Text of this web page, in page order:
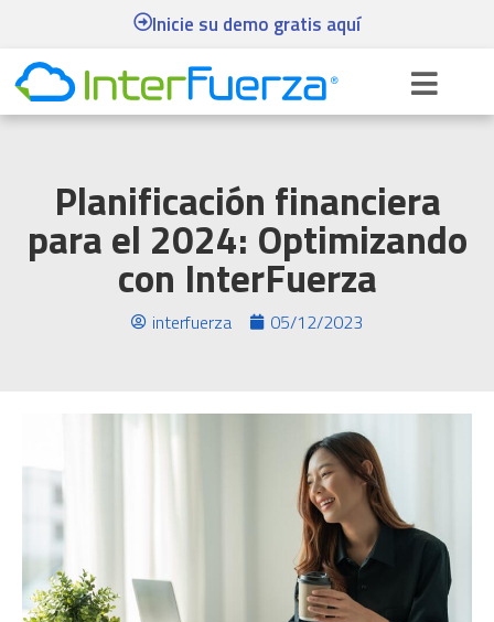
Inicie su demo gratis aquí
Planificación financiera
para el 2024: Optimizando
con InterFuerza
interfuerza 05/12/2023